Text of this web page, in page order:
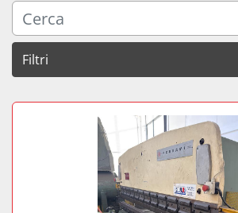
Filtri
PRESSA
Ordina per